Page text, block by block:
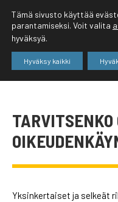
Yksinkertaiset ja selkeät
Tämä sivusto käyttää
parantamiseksi. Voit valita
hyväksyä.
Hyväksy kaikki